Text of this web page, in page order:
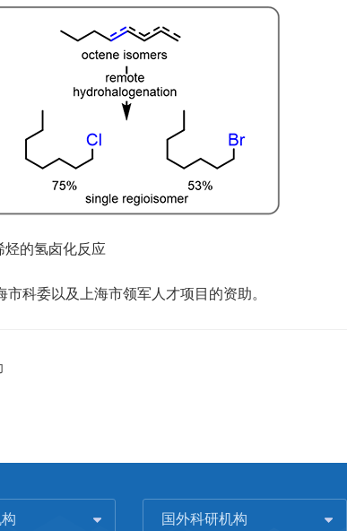
烃的氢卤化反应
科委以及上海市领军人才项目的资助。
国外科研机构